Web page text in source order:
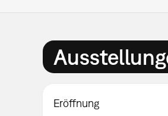
Eröffnung